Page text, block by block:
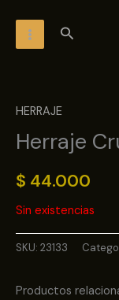
contenidoMENU
Buscar
HERRAJE
Herraje
$ 44.000
Sin existencias
SKU: 23133
Productos